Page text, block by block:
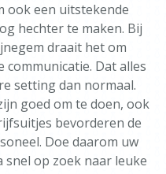
ook een uitstekende
hechter te maken. Bij
draait het om
communicatie. Dat alles
setting dan normaal.
goed om te doen, ook
bevorderen de
Doe daarom uw
snel op zoek naar leuke